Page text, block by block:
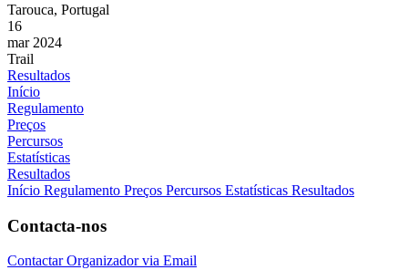
Tarouca, Portugal
16
mar 2024
Trail
Resultados
Início
Regulamento
Preços
Percursos
Estatísticas
Resultados
Início Regulamento Preços Percursos Estatísticas Resultados
Contacta-nos
Contactar Organizador via Email